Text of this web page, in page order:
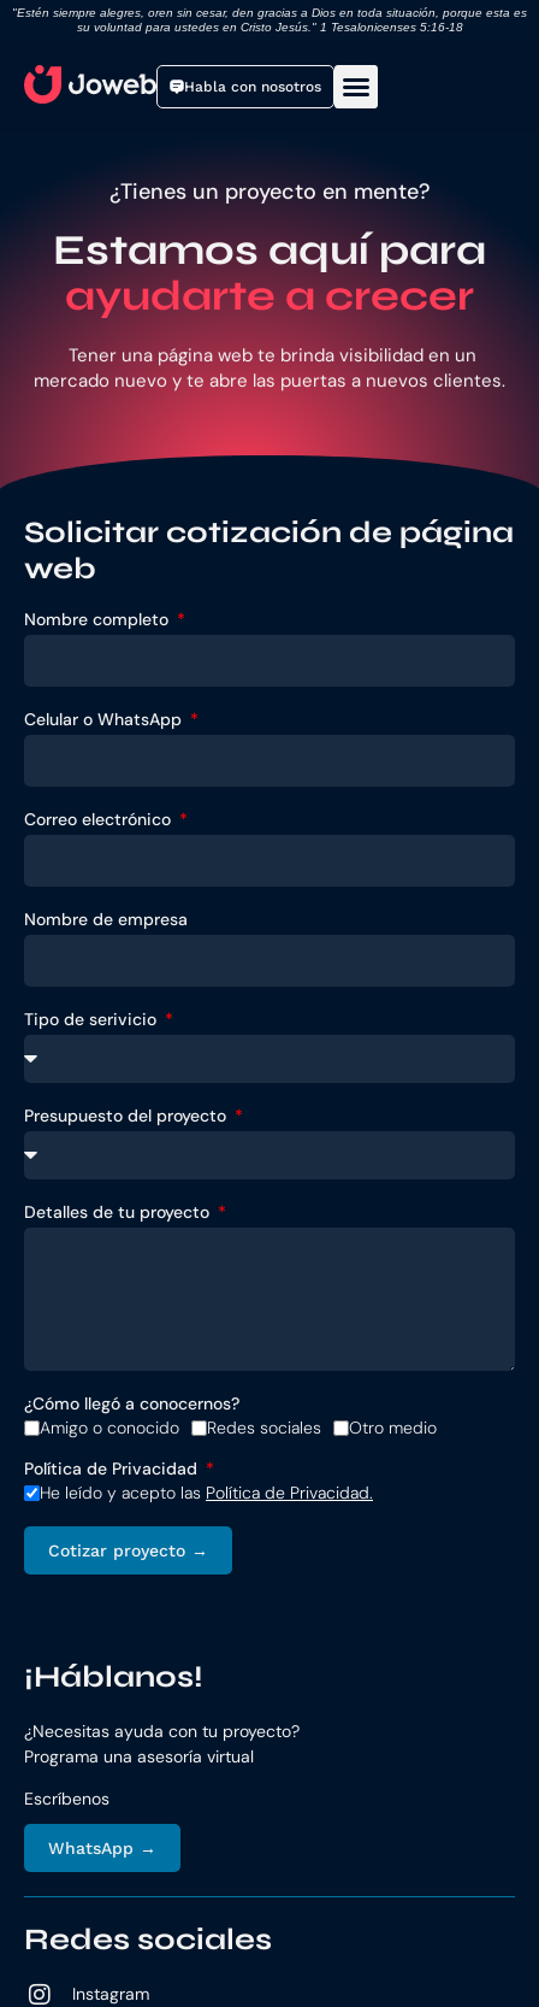
"Estén siempre alegres, oren sin cesar, den gracias a Dios en toda situación, porque esta es
su voluntad para ustedes en Cristo Jesús." 1 Tesalonicenses 5:16-18
Habla con nosotros
¿Tienes un proyecto en mente?
Estamos aquí para
ayudarte a crecer
Tener una página web te brinda visibilidad en un
mercado nuevo y te abre las puertas a nuevos clientes.
Solicitar cotización de página
web
Nombre completo
Celular o WhatsApp
Correo electrónico
Nombre de empresa
Tipo de serivicio
Presupuesto del proyecto
Detalles de tu proyecto
¿Cómo llegó a conocernos?
Amigo o conocido
Redes sociales
Otro medio
Política de Privacidad
He leído y acepto las Política de Privacidad.
Cotizar proyecto →
¡Háblanos!
¿Necesitas ayuda con tu proyecto?
Programa una asesoría virtual
Escríbenos
WhatsApp →
Redes sociales
Instagram